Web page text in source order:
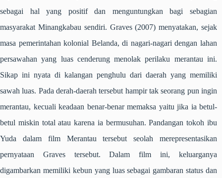
sebagai hal yang positif dan menguntungkan bagi sebagian
masyarakat Minangkabau sendiri. Graves (2007) menyatakan, sejak
masa pemerintahan kolonial Belanda, di nagari-nagari dengan lahan
persawahan yang luas cenderung menolak perilaku merantau ini.
Sikap ini nyata di kalangan penghulu dari daerah yang memiliki
sawah luas. Pada derah-daerah tersebut hampir tak seorang pun ingin
merantau, kecuali keadaan benar-benar memaksa yaitu jika ia betul-
betul miskin total atau karena ia bermusuhan. Pandangan tokoh ibu
Yuda dalam film Merantau tersebut seolah merepresentasikan
pernyataan Graves tersebut. Dalam film ini, keluarganya
digambarkan memiliki kebun yang luas sebagai gambaran status dan